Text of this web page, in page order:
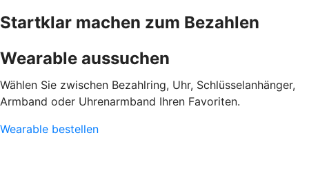
Startklar machen zum Bezahlen
Wearable aussuchen
Wählen Sie zwischen Bezahlring, Uhr, Schlüsselanhänger,
Armband oder Uhrenarmband Ihren Favoriten.
Wearable bestellen